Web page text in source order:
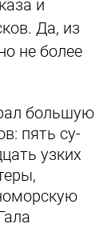
и
Да, из
не более
большую
пять су-
узких